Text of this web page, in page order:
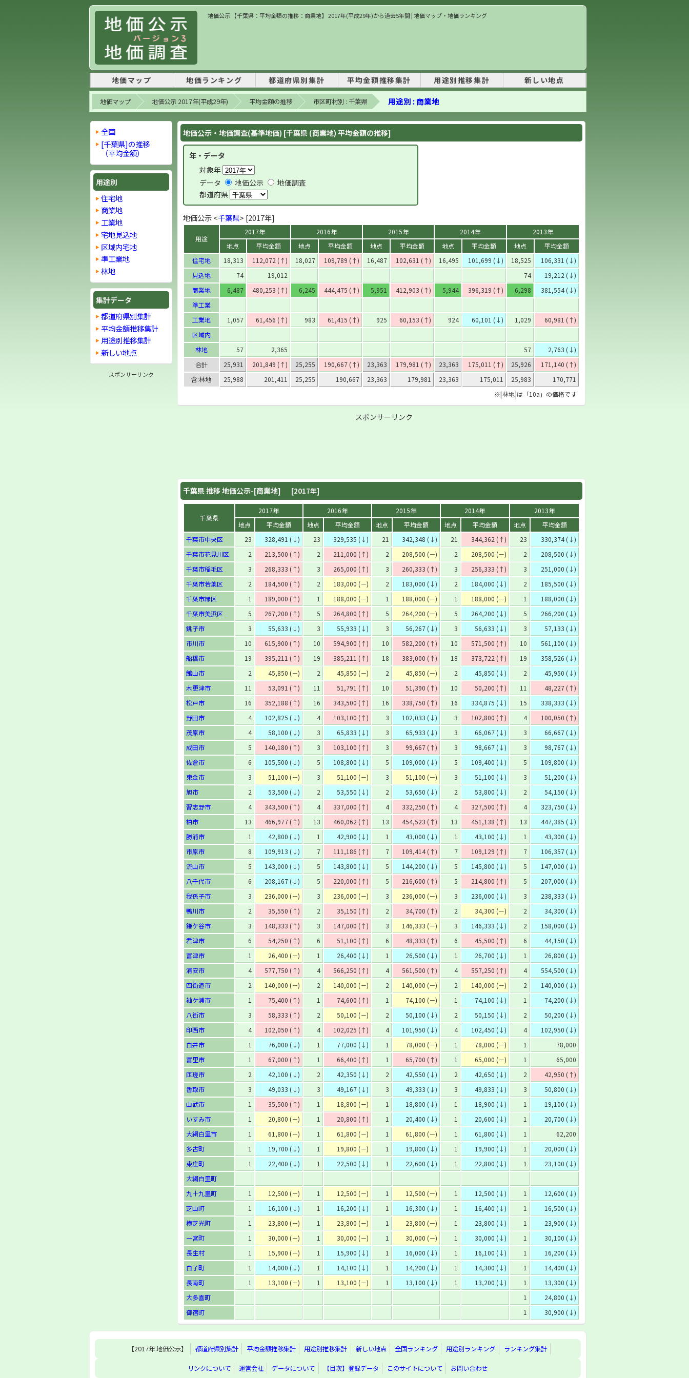
地価公示 【千葉県：平均金額の推移：商業地】 2017年(平成29年)から過去5年間 | 地価マップ・地価ランキング
地価マップ 地価ランキング 都道府県別集計 平均金額推移集計 用途別推移集計 新しい地点
地価マップ 地価公示 2017年(平成29年) 平均金額の推移 市区町村別 : 千葉県 用途別 : 商業地
地価公示・地価調査(基準地価) [千葉県 (商業地) 平均金額の推移]
年・データ
対象年
データ
地価公示
地価調査
都道府県
地価公示 <千葉県> [2017年]
用途
2017年 2016年 2015年 2014年
2013年
地点
平均金額 地点 平均金額 地点 平均金額 地点 平均金額 地点
平均金額
住宅地
18,313 112,072 (↑) 18,027 109,789 (↑) 16,487 102,631 (↑) 16,495 101,699 (↓) 18,525
106,331 (↓)
見込地
74 19,012 74
19,212 (↓)
商業地
6,487 480,253 (↑) 6,245 444,475 (↑) 5,951 412,903 (↑) 5,944 396,319 (↑) 6,298
381,554 (↓)
準工業
工業地
1,057 61,456 (↑) 983 61,415 (↑) 925 60,153 (↑) 924 60,101 (↓) 1,029
60,981 (↑)
区域内
林地
57 2,365 57
2,763 (↓)
合計
25,931 201,849 (↑) 25,255 190,667 (↑) 23,363 179,981 (↑) 23,363 175,011 (↑) 25,926
171,140 (↑)
含:林地
25,988 201,411 25,255 190,667 23,363 179,981 23,363 175,011 25,983
170,771
※[林地]は「10a」の価格です
スポンサーリンク
千葉県推移 地価公示-[商業地] [2017年]
千葉県
2017年 2016年 2015年 2014年
2013年
地点
平均金額 地点 平均金額 地点 平均金額 地点 平均金額 地点
平均金額
千葉市中央区
23 328,491 (↓) 23 329,535 (↓) 21 342,348 (↓) 21 344,362 (↑) 23
330,374 (↓)
千葉市花見川区
2 213,500 (↑) 2 211,000 (↑) 2 208,500 (－) 2 208,500 (－) 2
208,500 (↓)
千葉市稲毛区
3 268,333 (↑) 3 265,000 (↑) 3 260,333 (↑) 3 256,333 (↑) 3
251,000 (↓)
千葉市若葉区
2 184,500 (↑) 2 183,000 (－) 2 183,000 (↓) 2 184,000 (↓) 2
185,500 (↓)
千葉市緑区
1 189,000 (↑) 1 188,000 (－) 1 188,000 (－) 1 188,000 (－) 1
188,000 (↓)
千葉市美浜区
5 267,200 (↑) 5 264,800 (↑) 5 264,200 (－) 5 264,200 (↓) 5
266,200 (↓)
銚子市
3 55,633 (↓) 3 55,933 (↓) 3 56,267 (↓) 3 56,633 (↓) 3
57,133 (↓)
市川市
10 615,900 (↑) 10 594,900 (↑) 10 582,200 (↑) 10 571,500 (↑) 10
561,100 (↓)
船橋市
19 395,211 (↑) 19 385,211 (↑) 18 383,000 (↑) 18 373,722 (↑) 19
358,526 (↓)
館山市
2 45,850 (－) 2 45,850 (－) 2 45,850 (－) 2 45,850 (↓) 2
45,950 (↓)
木更津市
11 53,091 (↑) 11 51,791 (↑) 10 51,390 (↑) 10 50,200 (↑) 11
48,227 (↑)
松戸市
16 352,188 (↑) 16 343,500 (↑) 16 338,750 (↑) 16 334,875 (↓) 15
338,333 (↓)
野田市
4 102,825 (↓) 4 103,100 (↑) 3 102,033 (↓) 3 102,800 (↑) 4
100,050 (↑)
茂原市
4 58,100 (↓) 3 65,833 (↓) 3 65,933 (↓) 3 66,067 (↓) 3
66,667 (↓)
成田市
5 140,180 (↑) 3 103,100 (↑) 3 99,667 (↑) 3 98,667 (↓) 3
98,767 (↓)
佐倉市
6 105,500 (↓) 5 108,800 (↓) 5 109,000 (↓) 5 109,400 (↓) 5
109,800 (↓)
東金市
3 51,100 (－) 3 51,100 (－) 3 51,100 (－) 3 51,100 (↓) 3
51,200 (↓)
旭市
2 53,500 (↓) 2 53,550 (↓) 2 53,650 (↓) 2 53,800 (↓) 2
54,150 (↓)
習志野市
4 343,500 (↑) 4 337,000 (↑) 4 332,250 (↑) 4 327,500 (↑) 4
323,750 (↓)
柏市
13 466,977 (↑) 13 460,062 (↑) 13 454,523 (↑) 13 451,138 (↑) 13
447,385 (↓)
勝浦市
1 42,800 (↓) 1 42,900 (↓) 1 43,000 (↓) 1 43,100 (↓) 1
43,300 (↓)
市原市
8 109,913 (↓) 7 111,186 (↑) 7 109,414 (↑) 7 109,129 (↑) 7
106,357 (↓)
流山市
5 143,000 (↓) 5 143,800 (↓) 5 144,200 (↓) 5 145,800 (↓) 5
147,000 (↓)
八千代市
6 208,167 (↓) 5 220,000 (↑) 5 216,600 (↑) 5 214,800 (↑) 5
207,000 (↓)
我孫子市
3 236,000 (－) 3 236,000 (－) 3 236,000 (－) 3 236,000 (↓) 3
238,333 (↓)
鴨川市
2 35,550 (↑) 2 35,150 (↑) 2 34,700 (↑) 2 34,300 (－) 2
34,300 (↓)
鎌ケ谷市
3 148,333 (↑) 3 147,000 (↑) 3 146,333 (－) 3 146,333 (↓) 2
158,000 (↓)
君津市
6 54,250 (↑) 6 51,100 (↑) 6 48,333 (↑) 6 45,500 (↑) 6
44,150 (↓)
富津市
1 26,400 (－) 1 26,400 (↓) 1 26,500 (↓) 1 26,700 (↓) 1
26,800 (↓)
浦安市
4 577,750 (↑) 4 566,250 (↑) 4 561,500 (↑) 4 557,250 (↑) 4
554,500 (↓)
四街道市
2 140,000 (－) 2 140,000 (－) 2 140,000 (－) 2 140,000 (－) 2
140,000 (↓)
袖ケ浦市
1 75,400 (↑) 1 74,600 (↑) 1 74,100 (－) 1 74,100 (↓) 1
74,200 (↓)
八街市
3 58,333 (↑) 2 50,100 (－) 2 50,100 (↓) 2 50,150 (↓) 2
50,200 (↓)
印西市
4 102,050 (↑) 4 102,025 (↑) 4 101,950 (↓) 4 102,450 (↓) 4
102,950 (↓)
白井市
1 76,000 (↓) 1 77,000 (↓) 1 78,000 (－) 1 78,000 (－) 1
78,000
富里市
1 67,000 (↑) 1 66,400 (↑) 1 65,700 (↑) 1 65,000 (－) 1
65,000
匝瑳市
2 42,100 (↓) 2 42,350 (↓) 2 42,550 (↓) 2 42,650 (↓) 2
42,950 (↑)
香取市
3 49,033 (↓) 3 49,167 (↓) 3 49,333 (↓) 3 49,833 (↓) 3
50,800 (↓)
山武市
1 35,500 (↑) 1 18,800 (－) 1 18,800 (↓) 1 18,900 (↓) 1
19,100 (↓)
いすみ市
1 20,800 (－) 1 20,800 (↑) 1 20,400 (↓) 1 20,600 (↓) 1
20,700 (↓)
大網白里市
1 61,800 (－) 1 61,800 (－) 1 61,800 (－) 1 61,800 (↓) 1
62,200
多古町
1 19,700 (↓) 1 19,800 (－) 1 19,800 (↓) 1 19,900 (↓) 1
20,000 (↓)
東庄町
1 22,400 (↓) 1 22,500 (↓) 1 22,600 (↓) 1 22,800 (↓) 1
23,100 (↓)
大網白里町
九十九里町
1 12,500 (－) 1 12,500 (－) 1 12,500 (－) 1 12,500 (↓) 1
12,600 (↓)
芝山町
1 16,100 (↓) 1 16,200 (↓) 1 16,300 (↓) 1 16,400 (↓) 1
16,500 (↓)
横芝光町
1 23,800 (－) 1 23,800 (－) 1 23,800 (－) 1 23,800 (↓) 1
23,900 (↓)
一宮町
1 30,000 (－) 1 30,000 (－) 1 30,000 (－) 1 30,000 (↓) 1
30,100 (↓)
長生村
1 15,900 (－) 1 15,900 (↓) 1 16,000 (↓) 1 16,100 (↓) 1
16,200 (↓)
白子町
1 14,000 (↓) 1 14,100 (↓) 1 14,200 (↓) 1 14,300 (↓) 1
14,400 (↓)
長南町
1 13,100 (－) 1 13,100 (－) 1 13,100 (↓) 1 13,200 (↓) 1
13,300 (↓)
大多喜町
1
24,800 (↓)
御宿町
1 30,900 (↓)
全国
[千葉県]の推移
（平均金額）
用途別
住宅地
商業地
工業地
宅地見込地
区域内宅地
準工業地
林地
集計データ
都道府県別集計
平均金額推移集計
用途別推移集計
新しい地点
スポンサーリンク
【2017年 地価公示】 都道府県別集計 平均金額推移集計 用途別推移集計 新しい地点 全国ランキング 用途別ランキング ランキング集計
リンクについて 運営会社 データについて 【目次】登録データ このサイトについて お問い合わせ